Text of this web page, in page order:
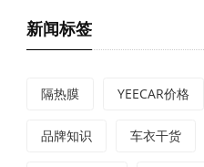
新闻标签
隔热膜 YEECAR价格
品牌知识 车衣干货